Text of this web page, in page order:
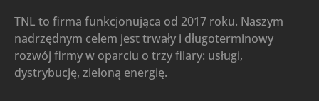
TNL to firma funkcjonująca od 2017 roku. Naszym
nadrzędnym celem jest trwały i długoterminowy
rozwój firmy w oparciu o trzy filary: usługi,
dystrybucję, zieloną energię.